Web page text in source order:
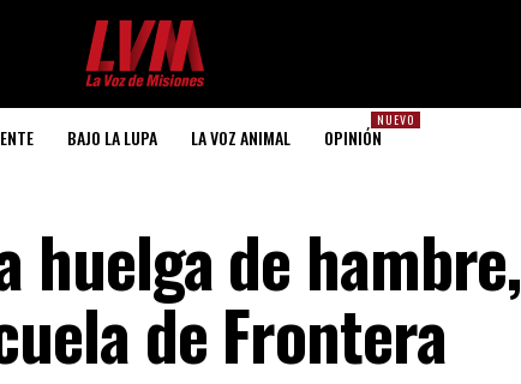
BAJO LA LUPA LA VOZ ANIMAL
NUEVO
OPINIÓN
huelga de hambre,
de Frontera